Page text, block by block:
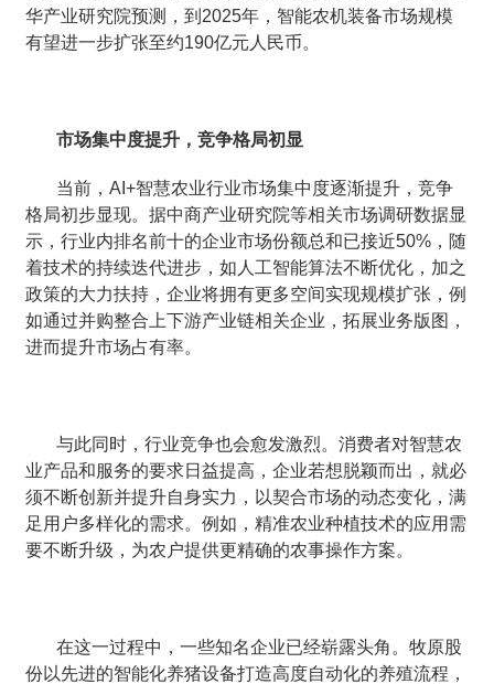
华产业研究院预测，到2025年，智能农机装备市场规模
有望进一步扩张至约190亿元人民币。
市场集中度提升，竞争格局初显
当前，AI+智慧农业行业市场集中度逐渐提升，竞争
格局初步显现。据中商产业研究院等相关市场调研数据显
示，行业内排名前十的企业市场份额总和已接近50%，随
着技术的持续迭代进步，如人工智能算法不断优化，加之
政策的大力扶持，企业将拥有更多空间实现规模扩张，例
如通过并购整合上下游产业链相关企业，拓展业务版图，
进而提升市场占有率。
与此同时，行业竞争也会愈发激烈。消费者对智慧农
业产品和服务的要求日益提高，企业若想脱颖而出，就必
须不断创新并提升自身实力，以契合市场的动态变化，满
足用户多样化的需求。例如，精准农业种植技术的应用需
要不断升级，为农户提供更精确的农事操作方案。
在这一过程中，一些知名企业已经崭露头角。牧原股
份以先进的智能化养猪设备打造高度自动化的养殖流程，